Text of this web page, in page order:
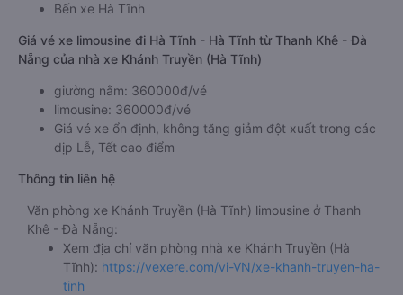
Bến xe Hà Tĩnh
Giá vé xe limousine đi Hà Tĩnh - Hà Tĩnh từ Thanh Khê - Đà
Nẵng của nhà xe Khánh Truyền (Hà Tĩnh)
giường nằm: 360000đ/vé
limousine: 360000đ/vé
Giá vé xe ổn định, không tăng giảm đột xuất trong các
dịp Lễ, Tết cao điểm
Thông tin liên hệ
Văn phòng xe Khánh Truyền (Hà Tĩnh) limousine ở Thanh
Khê - Đà Nẵng:
Xem địa chỉ văn phòng nhà xe Khánh Truyền (Hà
Tĩnh): https://vexere.com/vi-VN/xe-khanh-truyen-ha-
tinh